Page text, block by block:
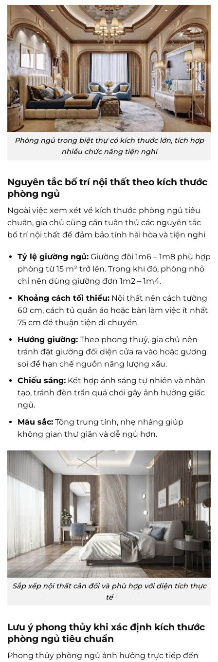
Phòng ngủ trong biệt thự có kích thước lớn, tích hợp
nhiều chức năng tiện nghi
Nguyên tắc bố trí nội thất theo kích thước
phòng ngủ
Ngoài việc xem xét về kích thước phòng ngủ tiêu
chuẩn, gia chủ cũng cần tuân thủ các nguyên tắc
bố trí nội thất để đảm bảo tính hài hòa và tiện nghi
Tỷ lệ giường ngủ:Giường đôi 1m6 – 1m8 phù hợp
phòng từ 15 m² trở lên. Trong khi đó, phòng nhỏ
chỉ nên dùng giường đơn 1m2 – 1m4.
Khoảng cách tối thiểu:Nội thất nên cách tường
60 cm, cách tủ quần áo hoặc bàn làm việc ít nhất
75 cm để thuận tiện di chuyển.
Hướng giường:Theo phong thuỷ, gia chủ nên
tránh đặt giường đối diện cửa ra vào hoặc gương
soi để hạn chế nguồn năng lượng xấu.
Chiếu sáng:Kết hợp ánh sáng tự nhiên và nhân
tạo, tránh đèn trần quá chói gây ảnh hưởng giấc
ngủ.
Màu sắc:Tông trung tính, nhẹ nhàng giúp
không gian thư giãn và dễ ngủ hơn.
Sắp xếp nội thất cân đối và phù hợp với diện tích thực
tế
Lưu ý phong thủy khi xác định kích thước
phòng ngủ tiêu chuẩn
Phong thủy phòng ngủ ảnh hưởng trực tiếp đến